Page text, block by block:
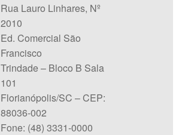
Rua Lauro Linhares, Nº
2010
Ed. Comercial São
Francisco
Trindade – Bloco B Sala
101
Florianópolis/SC – CEP:
88036-002
Fone: (48) 3331-0000